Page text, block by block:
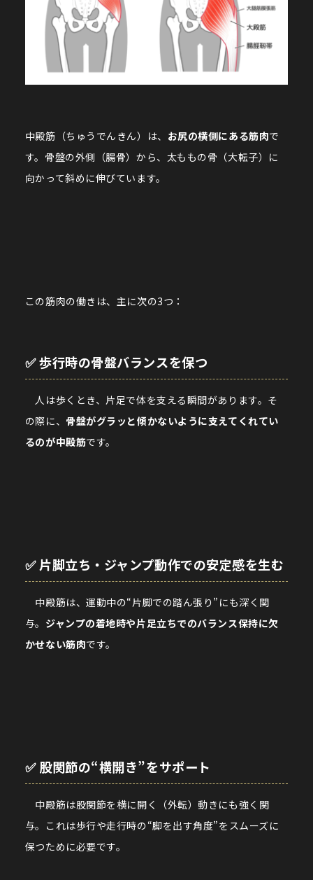
中殿筋（ちゅうでんきん）は、 お尻の横側にある筋肉で
す。骨盤の外側（腸骨）から、太ももの骨（大転子）に
向かって斜めに伸びています。
この筋肉の働きは、主に次の3つ：
✅ 歩行時の骨盤バランスを保つ
人は歩くとき、片足で体を支える瞬間があります。そ
の際に、 骨盤がグラッと傾かないように支えてくれてい
るのが中殿筋です。
✅ 片脚立ち・ジャンプ動作での安定感を生む
中殿筋は、運動中の“片脚での踏ん張り”にも深く関
与。 ジャンプの着地時や片足立ちでのバランス保持に欠
かせない筋肉です。
✅ 股関節の“横開き”をサポート
中殿筋は股関節を横に開く（外転）動きにも強く関
与。これは歩行や走行時の“脚を出す角度”をスムーズに
保つために必要です。